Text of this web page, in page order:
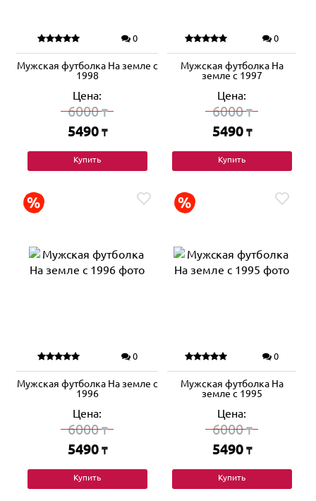
0
Мужская футболка На земле с
1998
Цена:
6000₸
5490 ₸
Купить
0
Мужская футболка На
земле с 1997
Цена:
6000₸
5490 ₸
Купить
0
Мужская футболка На земле с
1996
Цена:
6000₸
5490 ₸
Купить
0
Мужская футболка На
земле с 1995
Цена:
6000₸
5490 ₸
Купить